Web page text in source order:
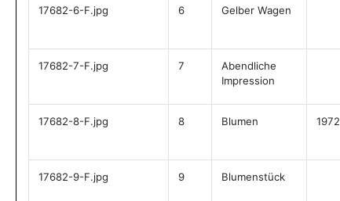
17682-6-F.jpg 6 Gelber Wagen
17682-7-F.jpg 7
Abendliche
Impression
17682-8-F.jpg 8 Blumen 1972
17682-9-F.jpg 9 Blumenstück